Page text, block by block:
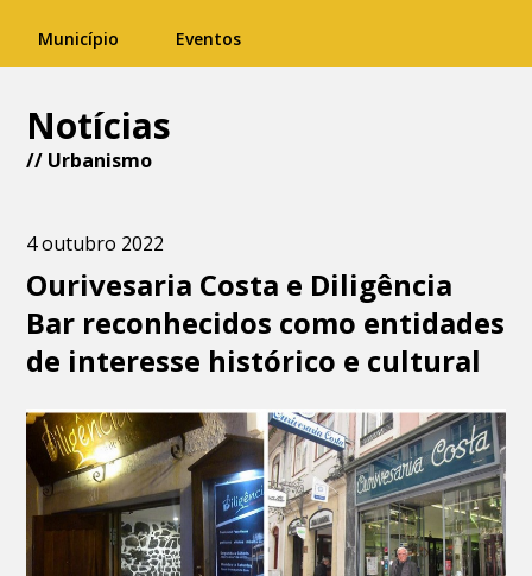
Município Eventos
Notícias
// Urbanismo
4 outubro 2022
Ourivesaria Costa e Diligência
Bar reconhecidos como entidades
de interesse histórico e cultural